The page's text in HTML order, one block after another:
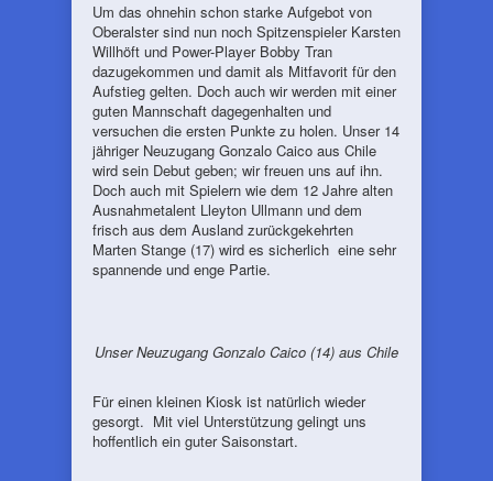
Um das ohnehin schon starke Aufgebot von
Oberalster sind nun noch Spitzenspieler Karsten
Willhöft und Power-Player Bobby Tran
dazugekommen und damit als Mitfavorit für den
Aufstieg gelten. Doch auch wir werden mit einer
guten Mannschaft dagegenhalten und
versuchen die ersten Punkte zu holen. Unser 14
jähriger Neuzugang Gonzalo Caico aus Chile
wird sein Debut geben; wir freuen uns auf ihn.
Doch auch mit Spielern wie dem 12 Jahre alten
Ausnahmetalent Lleyton Ullmann und dem
frisch aus dem Ausland zurückgekehrten
Marten Stange (17) wird es sicherlich eine sehr
spannende und enge Partie.
Unser Neuzugang Gonzalo Caico (14) aus Chile
Für einen kleinen Kiosk ist natürlich wieder
gesorgt. Mit viel Unterstützung gelingt uns
hoffentlich ein guter Saisonstart.